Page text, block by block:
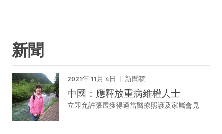
新聞
2021年 11月 4日 新聞稿
中國：應釋放重病維權人士
立即允許張展獲得適當醫療照護及家屬會見